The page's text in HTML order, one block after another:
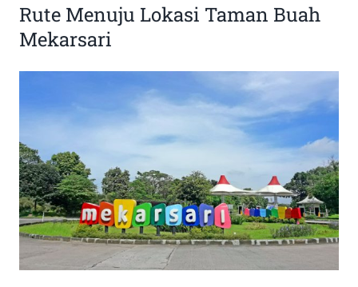
Rute Menuju Lokasi Taman Buah
Mekarsari